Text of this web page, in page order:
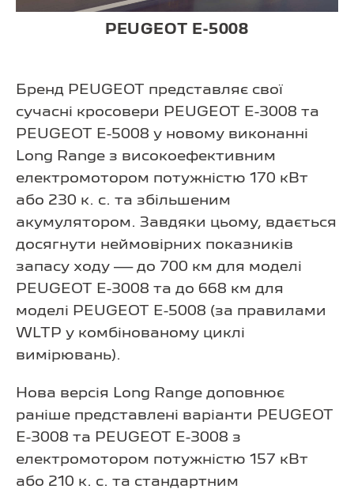
PEUGEOT E-5008
Бренд PEUGEOT представляє свої
сучасні кросовери PEUGEOT Е-3008 та
PEUGEOT Е-5008 у новому виконанні
Long Range з високоефективним
електромотором потужністю 170 кВт
або 230 к. с. та збільшеним
акумулятором. Завдяки цьому, вдається
досягнути неймовірних показників
запасу ходу — до 700 км для моделі
PEUGEOT Е-3008 та до 668 км для
моделі PEUGEOT Е-5008 (за правилами
WLTP у комбінованому циклі
вимірювань).
Нова версія Long Range доповнює
раніше представлені варіанти PEUGEOT
Е-3008 та PEUGEOT Е-3008 з
електромотором потужністю 157 кВт
або 210 к. с. та стандартним